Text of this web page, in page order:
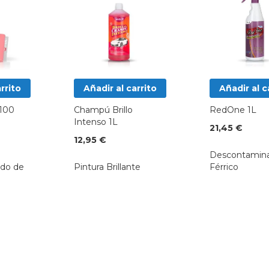
de
Añadir al carrito
Champú Brillo
Intenso 1L
12,95 €
Pintura Brillante
Añadir al
RedOne 1L
21,45 €
Férrico